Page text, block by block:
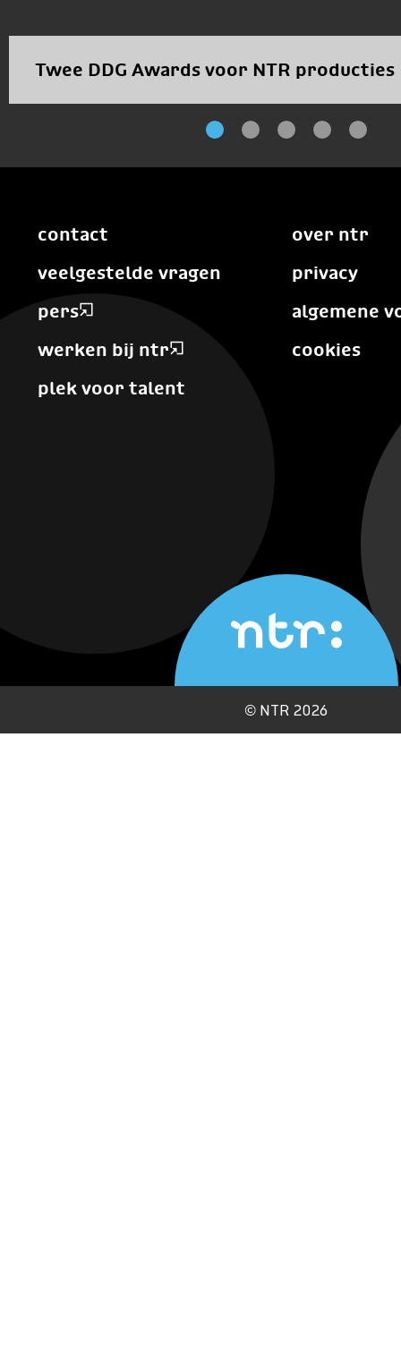
Twee DDG Awards voor NTR producties
contact
veelgestelde vragen
pers
werken bij ntr
plek voor talent
over ntr
privacy
algemene
cookies
© NTR 2026